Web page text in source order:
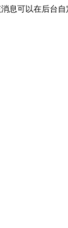
息可以在后台自